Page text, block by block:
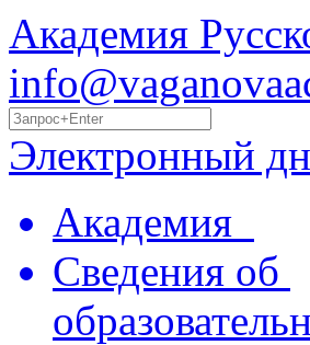
Академия
Электронный
Академия
Сведения об